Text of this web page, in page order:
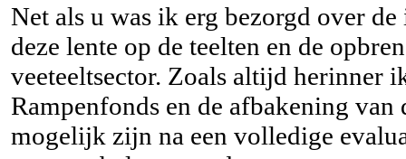
Net als u was ik erg bezorgd over
deze lente op de teelten en de
veeteeltsector. Zoals altijd herinner
Rampenfonds en de afbakening
mogelijk zijn na een volledige